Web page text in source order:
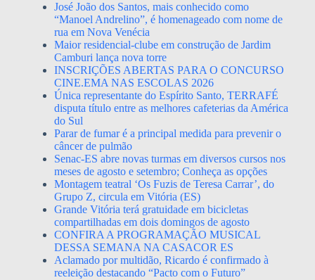
José João dos Santos, mais conhecido como
“Manoel Andrelino”, é homenageado com nome de
rua em Nova Venécia
Maior residencial-clube em construção de Jardim
Camburi lança nova torre
INSCRIÇÕES ABERTAS PARA O CONCURSO
CINE.EMA NAS ESCOLAS 2026
Única representante do Espírito Santo, TERRAFÉ
disputa título entre as melhores cafeterias da América
do Sul
Parar de fumar é a principal medida para prevenir o
câncer de pulmão
Senac-ES abre novas turmas em diversos cursos nos
meses de agosto e setembro; Conheça as opções
Montagem teatral ‘Os Fuzis de Teresa Carrar’, do
Grupo Z, circula em Vitória (ES)
Grande Vitória terá gratuidade em bicicletas
compartilhadas em dois domingos de agosto
CONFIRA A PROGRAMAÇÃO MUSICAL
DESSA SEMANA NA CASACOR ES
Aclamado por multidão, Ricardo é confirmado à
reeleição destacando “Pacto com o Futuro”